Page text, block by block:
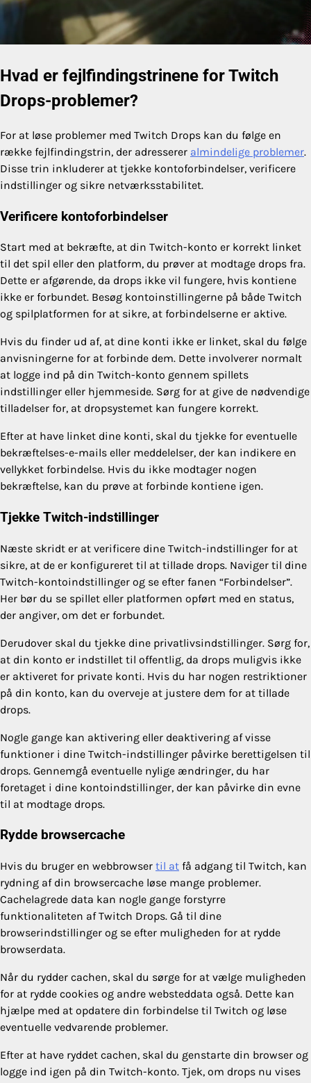
Hvad er fejlfindingstrinene for Twitch
Drops-problemer?
For at løse problemer med Twitch Drops kan du følge en
række fejlfindingstrin, der adresserer almindelige problemer.
Disse trin inkluderer at tjekke kontoforbindelser, verificere
indstillinger og sikre netværksstabilitet.
Verificere kontoforbindelser
Start med at bekræfte, at din Twitch-konto er korrekt linket
til det spil eller den platform, du prøver at modtage drops fra.
Dette er afgørende, da drops ikke vil fungere, hvis kontiene
ikke er forbundet. Besøg kontoinstillingerne på både Twitch
og spilplatformen for at sikre, at forbindelserne er aktive.
Hvis du finder ud af, at dine konti ikke er linket, skal du følge
anvisningerne for at forbinde dem. Dette involverer normalt
at logge ind på din Twitch-konto gennem spillets
indstillinger eller hjemmeside. Sørg for at give de nødvendige
tilladelser for, at dropsystemet kan fungere korrekt.
Efter at have linket dine konti, skal du tjekke for eventuelle
bekræftelses-e-mails eller meddelelser, der kan indikere en
vellykket forbindelse. Hvis du ikke modtager nogen
bekræftelse, kan du prøve at forbinde kontiene igen.
Tjekke Twitch-indstillinger
Næste skridt er at verificere dine Twitch-indstillinger for at
sikre, at de er konfigureret til at tillade drops. Naviger til dine
Twitch-kontoindstillinger og se efter fanen “Forbindelser”.
Her bør du se spillet eller platformen opført med en status,
der angiver, om det er forbundet.
Derudover skal du tjekke dine privatlivsindstillinger. Sørg for,
at din konto er indstillet til offentlig, da drops muligvis ikke
er aktiveret for private konti. Hvis du har nogen restriktioner
på din konto, kan du overveje at justere dem for at tillade
drops.
Nogle gange kan aktivering eller deaktivering af visse
funktioner i dine Twitch-indstillinger påvirke berettigelsen til
drops. Gennemgå eventuelle nylige ændringer, du har
foretaget i dine kontoindstillinger, der kan påvirke din evne
til at modtage drops.
Rydde browsercache
Hvis du bruger en webbrowser til at få adgang til Twitch, kan
rydning af din browsercache løse mange problemer.
Cachelagrede data kan nogle gange forstyrre
funktionaliteten af Twitch Drops. Gå til dine
browserindstillinger og se efter muligheden for at rydde
browserdata.
Når du rydder cachen, skal du sørge for at vælge muligheden
for at rydde cookies og andre websteddata også. Dette kan
hjælpe med at opdatere din forbindelse til Twitch og løse
eventuelle vedvarende problemer.
Efter at have ryddet cachen, skal du genstarte din browser og
logge ind igen på din Twitch-konto. Tjek, om drops nu vises